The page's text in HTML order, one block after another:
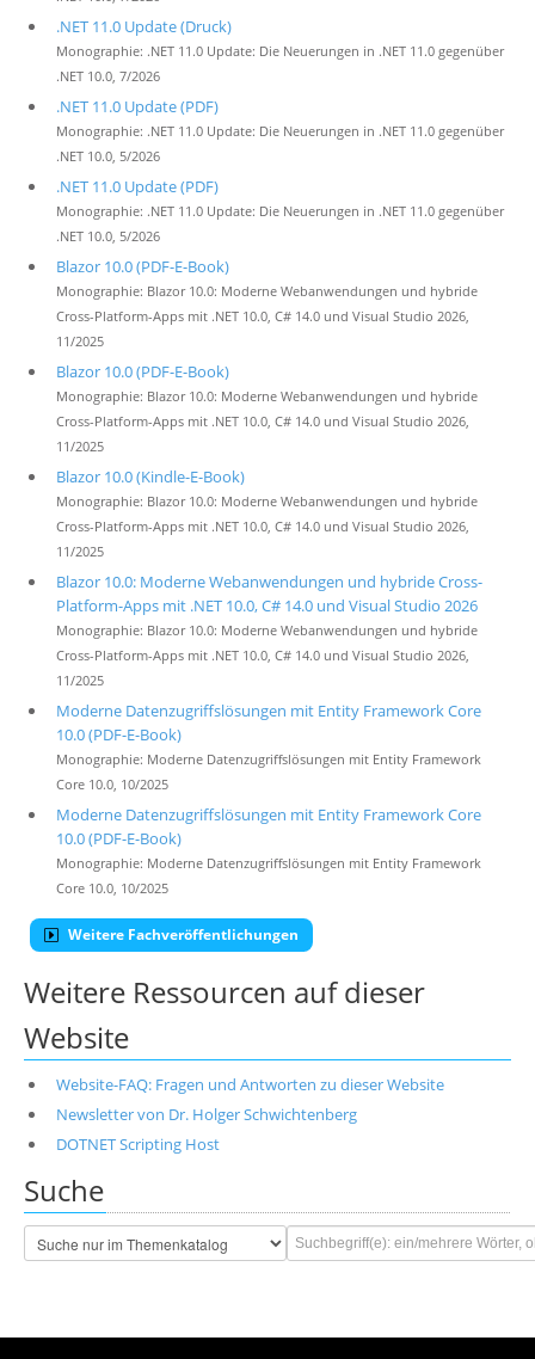
.NET 11.0 Update (Druck)
Monographie: .NET 11.0 Update: Die Neuerungen in .NET 11.0 gegenüber
.NET 10.0, 7/2026
.NET 11.0 Update (PDF)
Monographie: .NET 11.0 Update: Die Neuerungen in .NET 11.0 gegenüber
.NET 10.0, 5/2026
.NET 11.0 Update (PDF)
Monographie: .NET 11.0 Update: Die Neuerungen in .NET 11.0 gegenüber
.NET 10.0, 5/2026
Blazor 10.0 (PDF-E-Book)
Monographie: Blazor 10.0: Moderne Webanwendungen und hybride
Cross-Platform-Apps mit .NET 10.0, C# 14.0 und Visual Studio 2026,
11/2025
Blazor 10.0 (PDF-E-Book)
Monographie: Blazor 10.0: Moderne Webanwendungen und hybride
Cross-Platform-Apps mit .NET 10.0, C# 14.0 und Visual Studio 2026,
11/2025
Blazor 10.0 (Kindle-E-Book)
Monographie: Blazor 10.0: Moderne Webanwendungen und hybride
Cross-Platform-Apps mit .NET 10.0, C# 14.0 und Visual Studio 2026,
11/2025
Blazor 10.0: Moderne Webanwendungen und hybride Cross-
Platform-Apps mit .NET 10.0, C# 14.0 und Visual Studio 2026
Monographie: Blazor 10.0: Moderne Webanwendungen und hybride
Cross-Platform-Apps mit .NET 10.0, C# 14.0 und Visual Studio 2026,
11/2025
Moderne Datenzugriffslösungen mit Entity Framework Core
10.0 (PDF-E-Book)
Monographie: Moderne Datenzugriffslösungen mit Entity Framework
Core 10.0, 10/2025
Moderne Datenzugriffslösungen mit Entity Framework Core
10.0 (PDF-E-Book)
Monographie: Moderne Datenzugriffslösungen mit Entity Framework
Core 10.0, 10/2025
Weitere Fachveröffentlichungen
Weitere Ressourcen auf dieser
Website
Website-FAQ: Fragen und Antworten zu dieser Website
Newsletter von Dr. Holger Schwichtenberg
DOTNET Scripting Host
Suche